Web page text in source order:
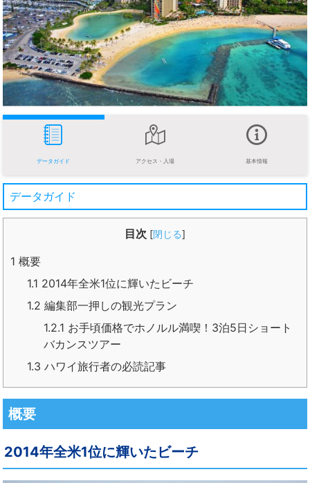
データガイド アクセス・入場 基本情報
データガイド
目次 [閉じる]
1 概要
1.1 2014年全米1位に輝いたビーチ
1.2 編集部一押しの観光プラン
1.2.1 お手頃価格でホノルル満喫！3泊5日ショート
バカンスツアー
1.3 ハワイ旅行者の必読記事
概要
2014年全米1位に輝いたビーチ